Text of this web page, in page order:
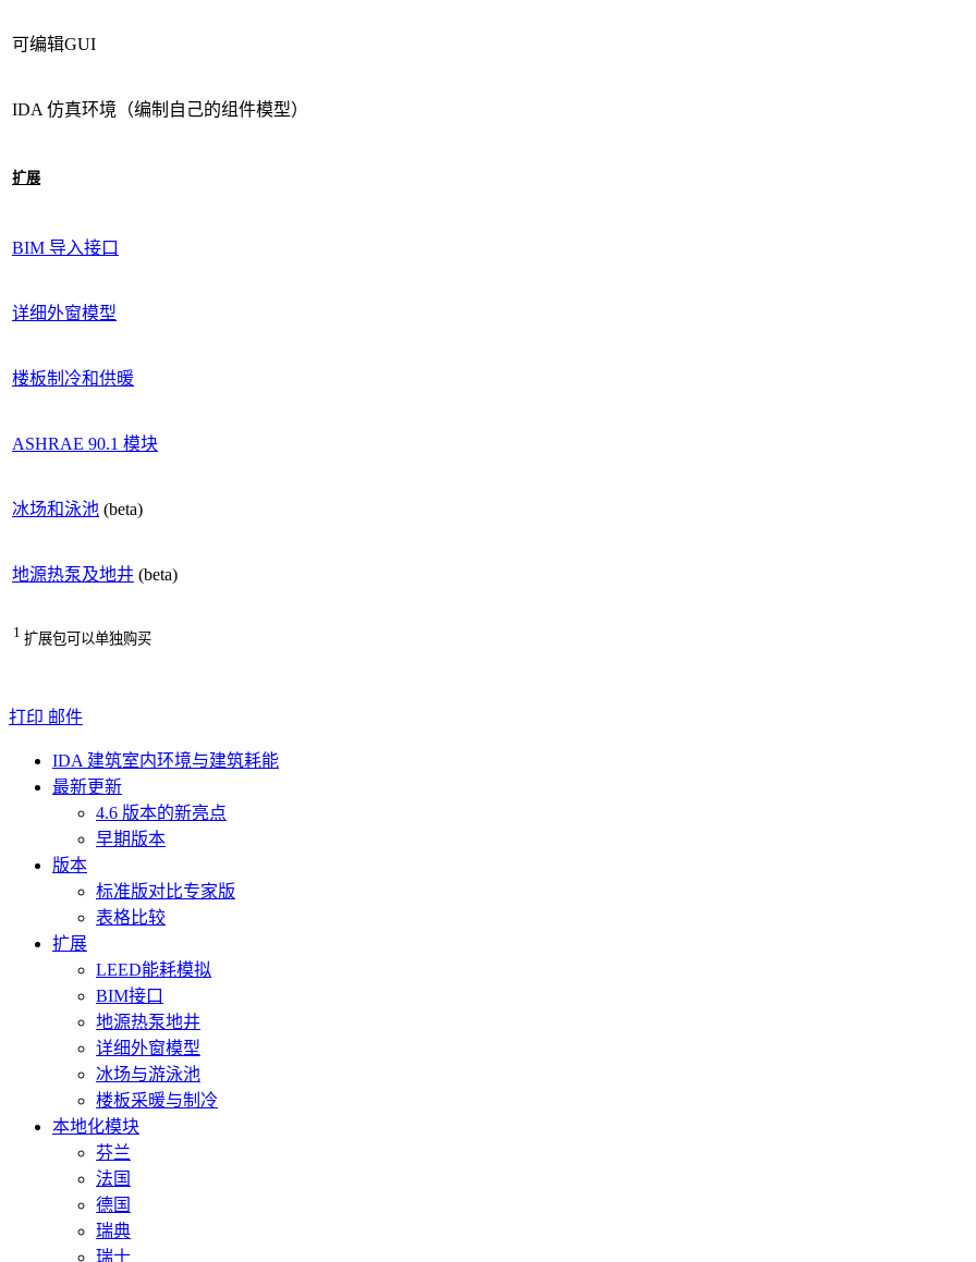
可编辑GUI
IDA 仿真环境（编制自己的组件模型）
扩展
BIM 导入接口
详细外窗模型
楼板制冷和供暖
ASHRAE 90.1 模块
冰场和泳池 (beta)
地源热泵及地井 (beta)
1 扩展包可以单独购买
打印 邮件
IDA 建筑室内环境与建筑耗能
最新更新
4.6 版本的新亮点
早期版本
版本
标准版对比专家版
表格比较
扩展
LEED能耗模拟
BIM接口
地源热泵地井
详细外窗模型
冰场与游泳池
楼板采暖与制冷
本地化模块
芬兰
法国
德国
瑞典
瑞士